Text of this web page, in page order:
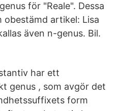
för "Reale". Dessa
obestämd artikel: Lisa
även n-genus. Bil.
har ett
genus , som avgör det
form